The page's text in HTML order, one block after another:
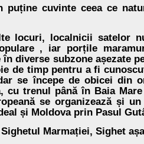
cuvinte ceea ce
locuri, localnicii satelor
, iar porțile
diverse subzone așezate
de timp pentru a fi
se începe de obicei din
cu trenul până în Baia
se organizează și
și Moldova prin Pasul
Marmației, Sighet